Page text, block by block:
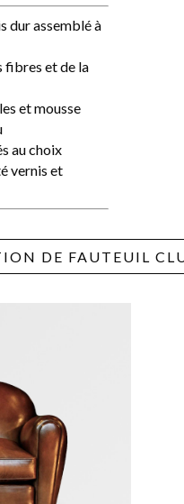
dur assemblé à
fibres et de la
et mousse
au choix
vernis et
DE FAUTEUIL